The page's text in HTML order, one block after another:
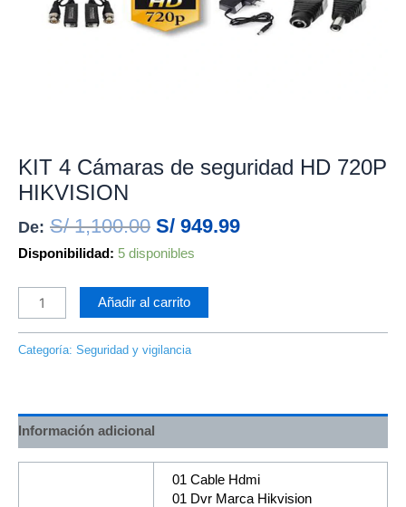
KIT 4 Cámaras de seguridad HD 720P
HIKVISION
De: S/1,100.00 S/ 949.99
Disponibilidad: 5 disponibles
Añadir al carrito
Categoría: Seguridad y vigilancia
Información adicional
01 Cable Hdmi
01 Dvr Marca Hikvision